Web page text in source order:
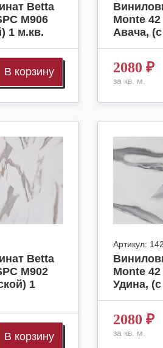
Betta
M906
1 м.кв.
В корзину
Monte 42
Авача,
2080 ₽
за кв. м.
Betta
M902
1
В корзину
Артикул:
Monte 42
Удина,
2080 ₽
за кв. м.